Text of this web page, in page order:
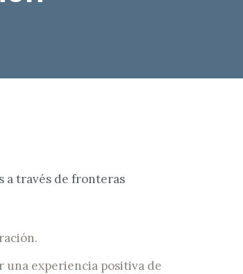
a través de fronteras
experiencia positiva de